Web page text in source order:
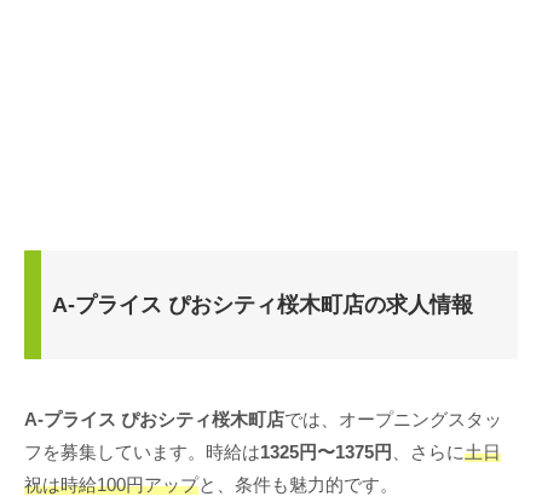
A-プライス ぴおシティ桜木町店の求人情報
A-プライス ぴおシティ桜木町店では、オープニングスタッ
フを募集しています。時給は1325円〜1375円 、さらに土日
祝は時給100円アップと、条件も魅力的です。